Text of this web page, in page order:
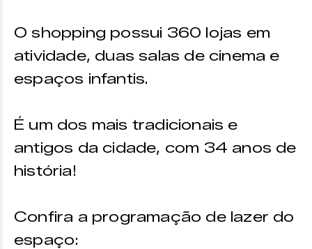
O shopping possui 360 lojas em
atividade, duas salas de cinema e
espaços infantis.
É um dos mais tradicionais e
antigos da cidade, com 34 anos de
história!
Confira a programação de lazer do
espaço: